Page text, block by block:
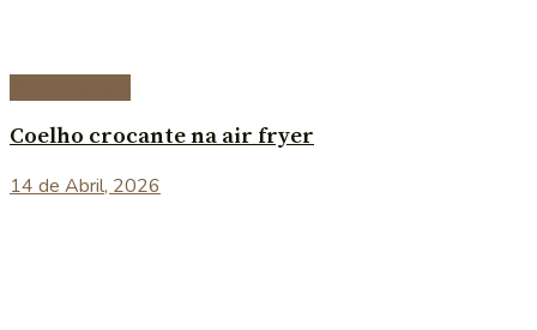
Coelho crocante na air fryer
14 de Abril, 2026